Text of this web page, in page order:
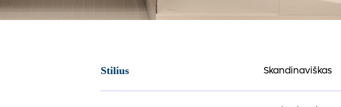
Stilius Skandinaviškas